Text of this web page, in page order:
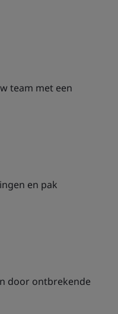
team met een
en pak
door ontbrekende